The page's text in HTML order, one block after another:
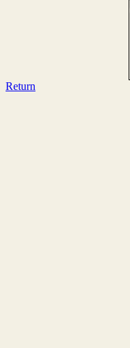
Return